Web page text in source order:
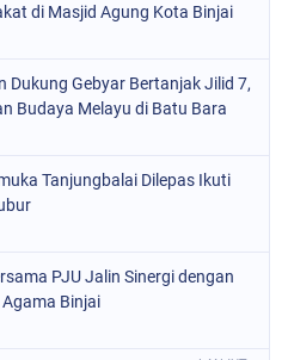
di Masjid Agung Kota Binjai
Dukung Gebyar Bertanjak Jilid 7,
Budaya Melayu di Batu Bara
Tanjungbalai Dilepas Ikuti
PJU Jalin Sinergi dengan
Binjai